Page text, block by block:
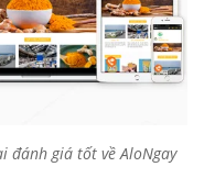
đánh giá tốt về AloNgay